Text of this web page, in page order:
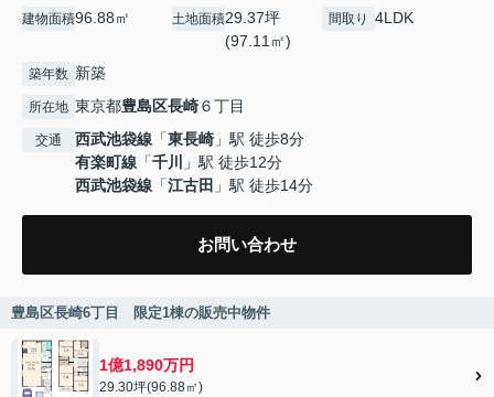
建物面積96.88㎡ 土地面積29.37坪
(97.11㎡)
間取り 4LDK
築年数 新築
所在地 東京都豊島区長崎６丁目
交通 西武池袋線 「東長崎 」駅 徒歩8分
有楽町線 「千川
」駅 徒歩12分
西武池袋線 「江古田 」駅 徒歩14分
お問い合わせ
豊島区長崎6丁目 限定1棟の販売中物件
1億1,890万円
29.30坪(96.88㎡)